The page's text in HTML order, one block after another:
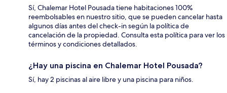
Sí, Chalemar Hotel Pousada tiene habitaciones 100%
reembolsables en nuestro sitio, que se pueden cancelar hasta
algunos días antes del check-in según la política de
cancelación de la propiedad. Consulta esta política para ver los
términos y condiciones detallados.
¿Hay una piscina en Chalemar Hotel Pousada?
Sí, hay 2 piscinas al aire libre y una piscina para niños.